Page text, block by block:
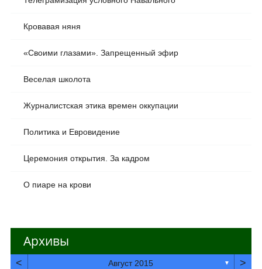
Кровавая няня
«Своими глазами». Запрещенный эфир
Веселая школота
Журналистская этика времен оккупации
Политика и Евровидение
Церемония открытия. За кадром
О пиаре на крови
Архивы
< Август 2015 ▼ >